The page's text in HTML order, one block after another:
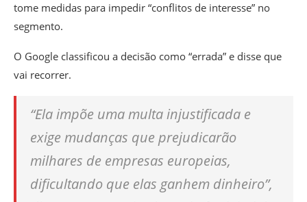
tome medidas para impedir “conflitos de interesse” no
segmento.
O Google classificou a decisão como “errada” e disse que
vai recorrer.
“Ela impõe uma multa injustificada e
exige mudanças que prejudicarão
milhares de empresas europeias,
dificultando que elas ganhem dinheiro”,